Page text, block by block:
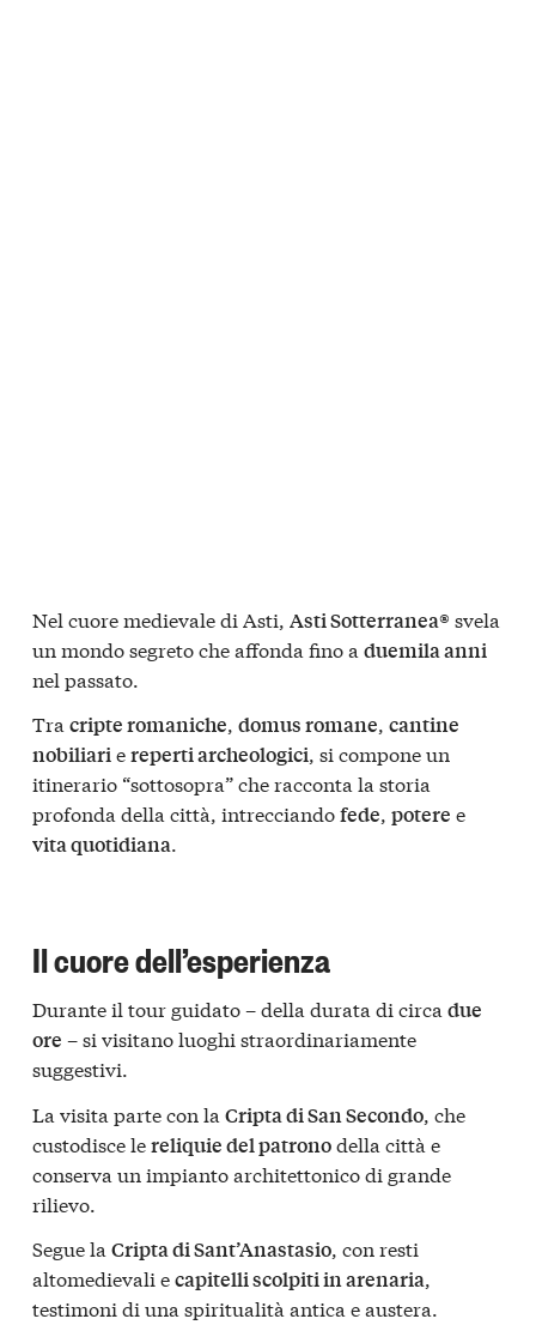
Nel cuore medievale di Asti, Asti Sotterranea® svela
un mondo segreto che affonda fino a duemila anni
nel passato.
Tra cripte romaniche, domus romane, cantine
nobiliariereperti archeologici, si compone un
itinerario “sottosopra” che racconta la storia
profonda della città, intrecciandofede, potere e
vita quotidiana.
Il cuore dell’esperienza
Durante il tour guidato – della durata di circa due
ore – si visitano luoghi straordinariamente
suggestivi.
La visita parte con la Cripta di San Secondo, che
custodisce lereliquie del patronodella città e
conserva un impianto architettonico di grande
rilievo.
Segue la Cripta di Sant’Anastasio, con resti
altomedievali ecapitelli scolpiti in arenaria,
testimoni di una spiritualità antica e austera.